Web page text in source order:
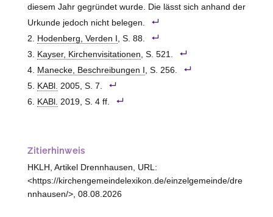
diesem Jahr gegründet wurde. Die lässt sich anhand der
Urkunde jedoch nicht belegen.
Hodenberg, Verden I , S. 88.
Kayser, Kirchenvisitationen , S. 521.
Manecke, Beschreibungen I , S. 256.
KABl. 2005, S. 7.
KABl. 2019, S. 4 ff.
Zitierhinweis
HKLH, Artikel Drennhausen, URL:
<https://kirchengemeindelexikon.de/einzelgemeinde/dre
nnhausen/>, 08.08.2026